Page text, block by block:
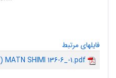
فایلهای مرتبط
MATN SHIMI 136-6_-1.pdf